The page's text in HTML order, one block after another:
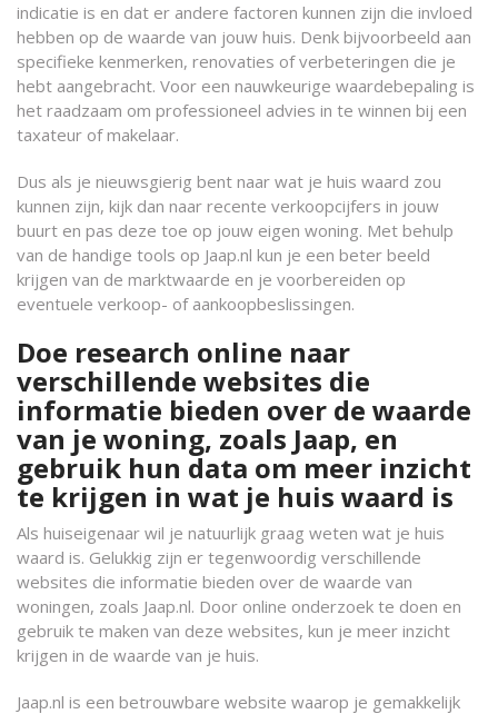
indicatie is en dat er andere factoren kunnen zijn die invloed
hebben op de waarde van jouw huis. Denk bijvoorbeeld aan
specifieke kenmerken, renovaties of verbeteringen die je
hebt aangebracht. Voor een nauwkeurige waardebepaling is
het raadzaam om professioneel advies in te winnen bij een
taxateur of makelaar.
Dus als je nieuwsgierig bent naar wat je huis waard zou
kunnen zijn, kijk dan naar recente verkoopcijfers in jouw
buurt en pas deze toe op jouw eigen woning. Met behulp
van de handige tools op Jaap.nl kun je een beter beeld
krijgen van de marktwaarde en je voorbereiden op
eventuele verkoop- of aankoopbeslissingen.
Doe research online naar
verschillende websites die
informatie bieden over de waarde
van je woning, zoals Jaap, en
gebruik hun data om meer inzicht
te krijgen in wat je huis waard is
Als huiseigenaar wil je natuurlijk graag weten wat je huis
waard is. Gelukkig zijn er tegenwoordig verschillende
websites die informatie bieden over de waarde van
woningen, zoals Jaap.nl. Door online onderzoek te doen en
gebruik te maken van deze websites, kun je meer inzicht
krijgen in de waarde van je huis.
Jaap.nl is een betrouwbare website waarop je gemakkelijk